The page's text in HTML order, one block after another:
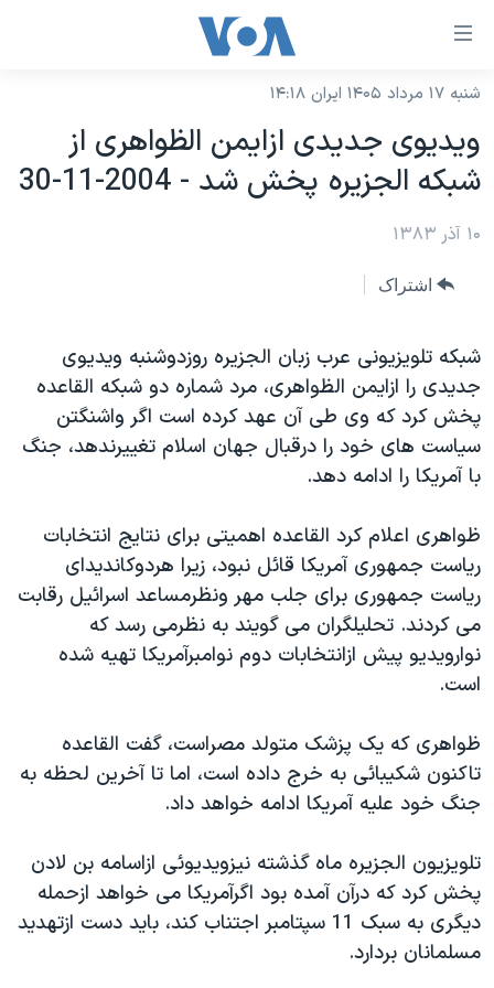
لینکهای
دسترسی
جهش
محتوای
اصلی
جهش
اصلی
جهش
جستجو
نسخه سبک وب‌سایت
موضوع ها
ایران
آمریکا
ورزشی
گزیده‌ها
ویژه برنامه‌ها
ویدیوها
حقوق شهروندی
اقتصادی
علم و فناوری
آرشیو پخش زنده
برنامه های تلویزیونی
جدول برنامه ها
جام جهانی ۲۰۲۶
عملیات خشم حماسی
۲۵۰سالگی آمریکا
بایگانی برنامه‌های تلویزیونی
انتخابات ریاست جمهوری آمریکا ۲۰۲۴
حمله جمهوری اسلامی به اسرائیل
رمز مهسا
مجموعه مستندهای دادخواهی
تریبونال مردمی آبان ۹۸
چهل سال گروگان‌گیری
قانون شفافیت دارائی کادر رهبری ایران
اعتراضات مردمی آبان ۹۸
فرکانس‌های صدای آمریکا
پخش رادیویی
یادگیری زبان انگلیسی
زبانهای مختلف
شنبه ۱۷ مرداد ۱۴۰۵ ایران ۱۴:۱۸
ويديوی جديدی ازايمن الظواهری از
شبکه الجزيره پخش شد - 2004-11-30
۱۰ آذر ۱۳۸۳
اشتراک
شبکه تلويزيونی عرب زبان الجزيره روزدوشنبه ويديوی
جديدی را ازايمن الظواهری، مرد شماره دو شبکه القاعده
پخش کرد که وی طی آن عهد کرده است اگر واشنگتن
سياست های خود را درقبال جهان اسلام تغييرندهد، جنگ
با آمريکا را ادامه دهد.
ظواهری اعلام کرد القاعده اهميتی برای نتايج انتخابات
رياست جمهوری آمريکا قائل نبود، زيرا هردوکانديدای
رياست جمهوری برای جلب مهر ونظرمساعد اسرائيل رقابت
می کردند. تحليلگران می گويند به نظرمی رسد که
نوارويديو پيش ازانتخابات دوم نوامبرآمريکا تهيه شده
است.
ظواهری که يک پزشک متولد مصراست، گفت القاعده
تاکنون شکيبائی به خرج داده است، اما تا آخرين لحظه به
جنگ خود عليه آمريکا ادامه خواهد داد.
تلويزيون الجزيره ماه گذشته نيزويديوئی ازاسامه بن لادن
پخش کرد که درآن آمده بود اگرآمريکا می خواهد ازحمله
ديگری به سبک 11 سپتامبر اجتناب کند، بايد دست ازتهديد
مسلمانان بردارد.